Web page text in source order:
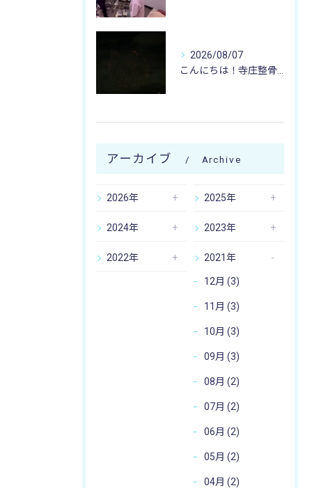
2026/08/07
アーカイブ Archive
2026年 2025年
2024年 2023年
2022年 2021年
12月 (3)
11月 (3)
10月 (3)
09月 (3)
08月 (2)
07月 (2)
06月 (2)
05月 (2)
04月 (2)